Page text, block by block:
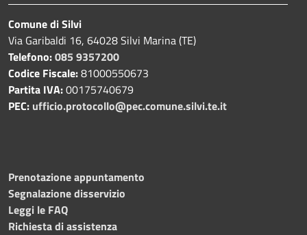
Comune di Silvi
Via Garibaldi 16, 64028 Silvi Marina (TE)
Telefono:085 9357200
Codice Fiscale:81000550673
Partita IVA:00175740679
PEC: ufficio.protocollo@pec.comune.silvi.te.it
Prenotazione appuntamento
Segnalazione disservizio
Leggi le FAQ
Richiesta di assistenza